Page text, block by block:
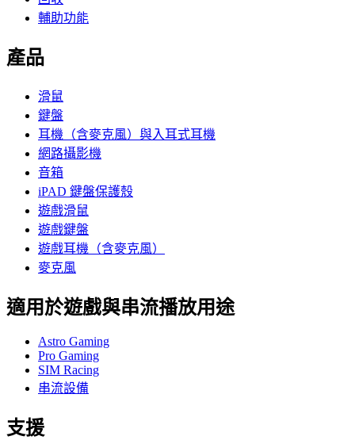
輔助功能
產品
滑鼠
鍵盤
耳機（含麥克風）與入耳式耳機
網路攝影機
音箱
iPAD 鍵盤保護殼
遊戲滑鼠
遊戲鍵盤
遊戲耳機（含麥克風）
麥克風
適用於遊戲與串流播放用途
Astro Gaming
Pro Gaming
SIM Racing
串流設備
支援